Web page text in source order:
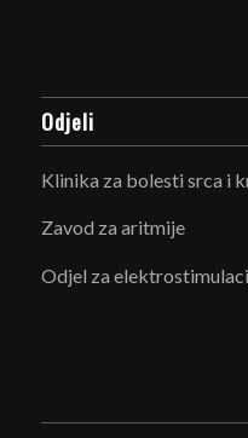
Odjeli
Klinika za bolesti srca i
Zavod za aritmije
Odjel za